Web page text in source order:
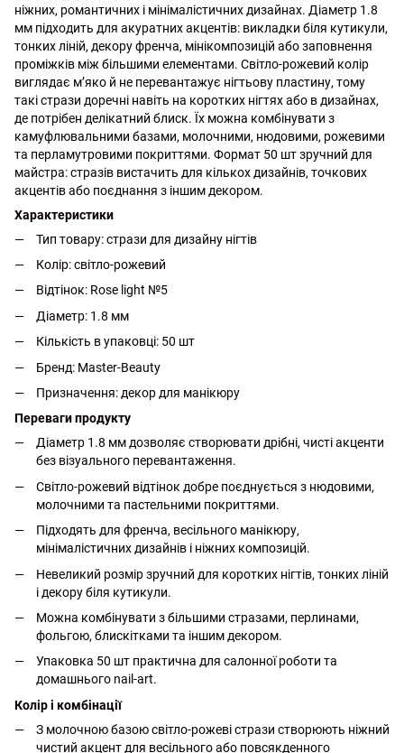
ніжних, романтичних і мінімалістичних дизайнах. Діаметр 1.8
мм підходить для акуратних акцентів: викладки біля кутикули,
тонких ліній, декору френча, мінікомпозицій або заповнення
проміжків між більшими елементами. Світло-рожевий колір
виглядає м’яко й не перевантажує нігтьову пластину, тому
такі стрази доречні навіть на коротких нігтях або в дизайнах,
де потрібен делікатний блиск. Їх можна комбінувати з
камуфлювальними базами, молочними, нюдовими, рожевими
та перламутровими покриттями. Формат 50 шт зручний для
майстра: стразів вистачить для кількох дизайнів, точкових
акцентів або поєднання з іншим декором.
Характеристики
Тип товару: стрази для дизайну нігтів
Колір: світло-рожевий
Відтінок: Rose light №5
Діаметр: 1.8 мм
Кількість в упаковці: 50 шт
Бренд: Master-Beauty
Призначення: декор для манікюру
Переваги продукту
Діаметр 1.8 мм дозволяє створювати дрібні, чисті акценти
без візуального перевантаження.
Світло-рожевий відтінок добре поєднується з нюдовими,
молочними та пастельними покриттями.
Підходять для френча, весільного манікюру,
мінімалістичних дизайнів і ніжних композицій.
Невеликий розмір зручний для коротких нігтів, тонких ліній
і декору біля кутикули.
Можна комбінувати з більшими стразами, перлинами,
фольгою, блискітками та іншим декором.
Упаковка 50 шт практична для салонної роботи та
домашнього nail-art.
Колір і комбінації
З молочною базою світло-рожеві стрази створюють ніжний
чистий акцент для весільного або повсякденного